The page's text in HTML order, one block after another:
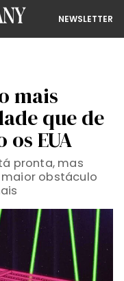
NEWSLETTER
mais
que de
EUA
pronta, mas
obstáculo